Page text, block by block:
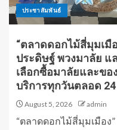
ประชาสัมพันธ์
“ตลาดดอกไม้สี่มุมเมื
ประดิษฐ์ พวงมาลัย
เลือกซื้อมาลัยและข
บริการทุกวันตลอด
August 5, 2026 admin
“ตลาดดอกไม้สี่มุมเมือง